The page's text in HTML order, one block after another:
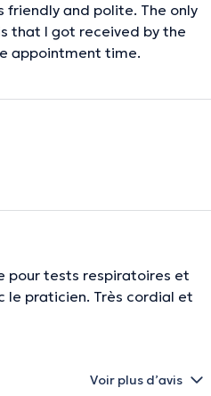
friendly and polite. The only
that I got received by the
appointment time.
pour tests respiratoires et
le praticien. Très cordial et
Voir plus d’avis